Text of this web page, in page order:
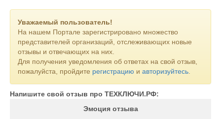
Уважаемый пользователь!
На нашем Портале зарегистрировано множество
представителей организаций, отслеживающих новые
отзывы и отвечающих на них.
Для получения уведомления об ответах на свой отзыв,
пожалуйста, пройдите регистрацию и авторизуйтесь
Напишите свой отзыв про ТЕХКЛЮЧИ.РФ:
Эмоция отзыва